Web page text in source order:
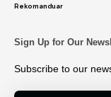
Rekomanduar
Sign Up for Our
Subscribe to our